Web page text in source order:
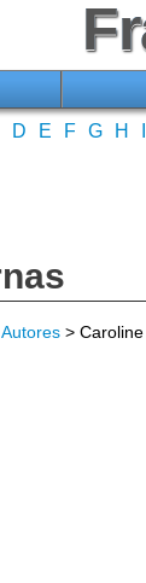
D E F G H
Autores >